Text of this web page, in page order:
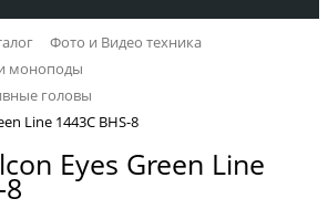
Фото и Видео техника
моноподы
головы
Line 1443C BHS-8
Eyes Green Line